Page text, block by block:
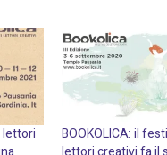
lettori
BOOKOLICA: il